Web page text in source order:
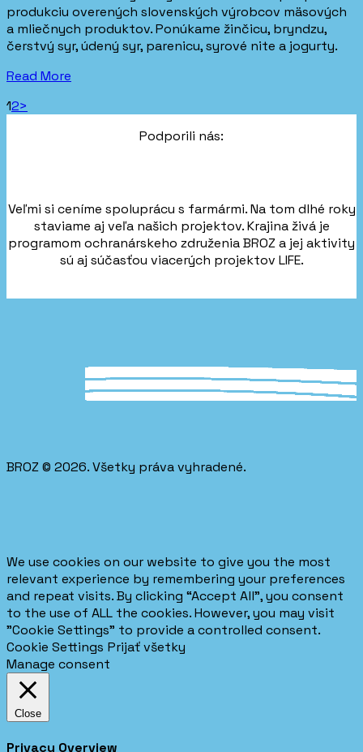
produkciu overených slovenských výrobcov mäsových
a mliečnych produktov. Ponúkame žinčicu, bryndzu,
čerstvý syr, údený syr, parenicu, syrové nite a jogurty.
Read More
Stránkovanie
Page
1Page
2>
Podporili nás:
Veľmi si ceníme spoluprácu s farmármi. Na tom dlhé roky
staviame aj veľa našich projektov. Krajina živá je
programom ochranárskeho združenia BROZ a jej aktivity
sú aj súčasťou viacerých projektov LIFE.
BROZ © 2026. Všetky práva vyhradené.
We use cookies on our website to give you the most
relevant experience by remembering your preferences
and repeat visits. By clicking “Accept All”, you consent
to the use of ALL the cookies. However, you may visit
"Cookie Settings" to provide a controlled consent.
Cookie Settings Prijať všetky
Manage consent
Close
Privacy Overview